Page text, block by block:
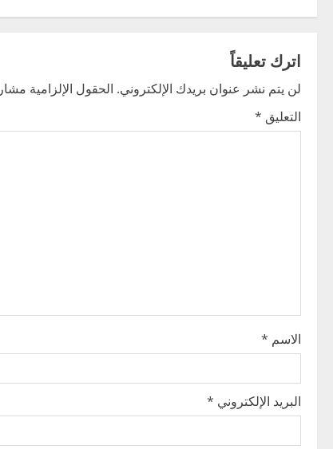
s
t
n
a
i
o
n
اترك تعليقاً
لن يتم نشر عنوان بريدك الإلكتروني. الحقول الإلزامية مشار
التعليق *
الاسم *
البريد الإلكتروني *